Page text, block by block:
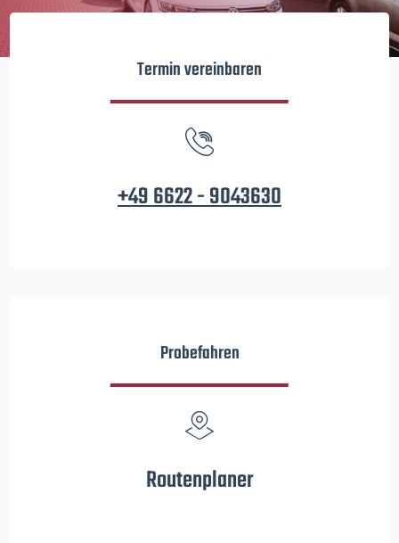
Termin vereinbaren
+49 6622 - 9043630
Probefahren
Routenplaner